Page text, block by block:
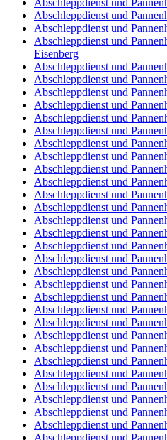
Abschleppdienst und
Abschleppdienst und
Abschleppdienst und
Eisenberg
Abschleppdienst und
Abschleppdienst und
Abschleppdienst und
Abschleppdienst und
Abschleppdienst und
Abschleppdienst und
Abschleppdienst und
Abschleppdienst und
Abschleppdienst und
Abschleppdienst und
Abschleppdienst und
Abschleppdienst und
Abschleppdienst und
Abschleppdienst und
Abschleppdienst und
Abschleppdienst und
Abschleppdienst und
Abschleppdienst und
Abschleppdienst und
Abschleppdienst und
Abschleppdienst und
Abschleppdienst und
Abschleppdienst und
Abschleppdienst und
Abschleppdienst und
Abschleppdienst und
Abschleppdienst und
Abschleppdienst und
Abschleppdienst und
Abschleppdienst und